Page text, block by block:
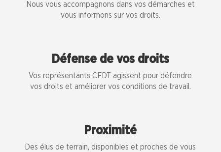
Nous vous accompagnons dans vos démarches et
vous informons sur vos droits.
Défense de vos droits
Vos représentants CFDT agissent pour défendre
vos droits et améliorer vos conditions de travail.
Proximité
Des élus de terrain, disponibles et proches de vous